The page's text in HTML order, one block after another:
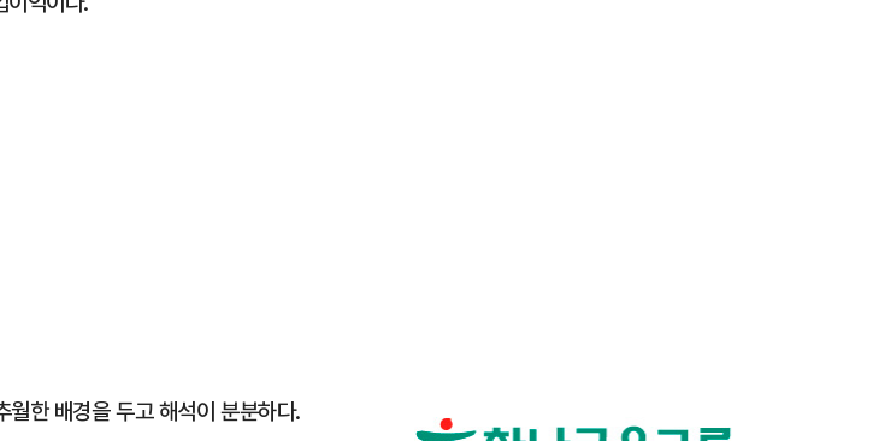
한 배경을 두고 해석이 분분하다.